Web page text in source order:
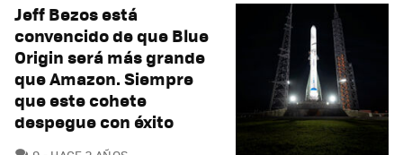
Jeff Bezos está
convencido de que Blue
Origin será más grande
que Amazon. Siempre
que este cohete
despegue con éxito
COMENTARIOS